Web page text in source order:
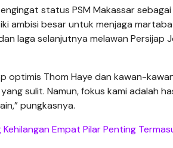
status PSM Makassar
ambisi besar untuk menjaga
laga selanjutnya melawan Persijap
optimis Thom Haye dan kawan-
sulit. Namun, fokus kami adalah
pungkasnya.
Empat Pilar Penting